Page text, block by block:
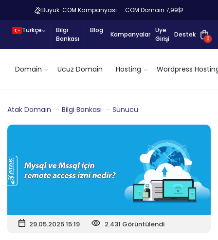
Büyük .COM Kampanyası – .COM Domain 7,99$!
Türkçe
Bilgi
Bankası
Blog
Kampanyalar
Üye
Girişi
Destek
0
Domain Ucuz Domain Hosting Wordpress
Atak Domain Bilgi Bankası Sunucu
29.05.2025 15:19 2.431 Görüntülendi